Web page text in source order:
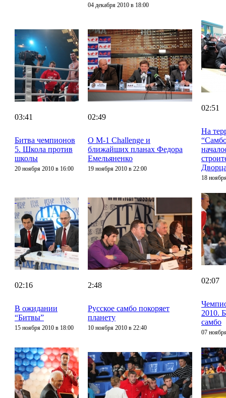
04 декабря 2010 в 18:00
03:41
Битва чемпионов
5. Школа против
школы
20 ноября 2010 в 16:00
02:49
О M-1 Challenge и
ближайших планах Федора
Емельяненко
19 ноября 2010 в 22:00
02:51
На
18
02:16
В ожидании
“Битвы”
15 ноября 2010 в 18:00
2:48
Русское самбо покоряет
планету
10 ноября 2010 в 22:40
02:07
2010.
самбо
07